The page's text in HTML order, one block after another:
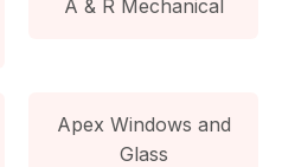
A & R Mechanical
Apex Windows and
Glass